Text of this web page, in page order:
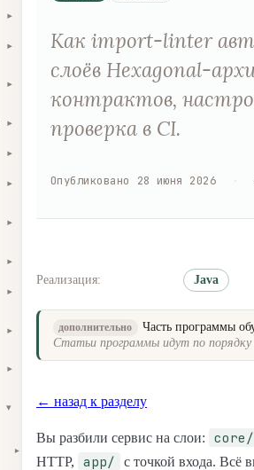
▾
▾
▾
▾
▾
▾
▾
▾
▾
▾
▾
▾
▾
Как import-linter
слоёв Hexagonal-
контрактов,
проверка в CI.
Опубликовано 28 июня 2026
Реализация: Java
дополнительно Часть программы
Статьи программы идут по
← назад к разделу
Вы разбили сервис на слои: core/
HTTP,
app/
с точкой входа. Всё